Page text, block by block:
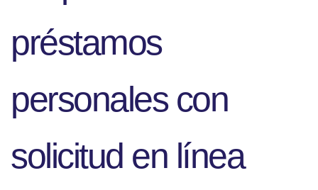
préstamos
personales con
solicitud en línea